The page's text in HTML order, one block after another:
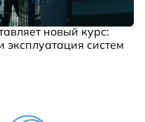
новый курс:
систем